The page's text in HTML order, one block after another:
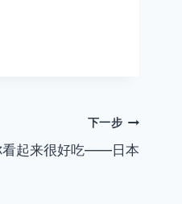
下一步
看起来很好吃——日本